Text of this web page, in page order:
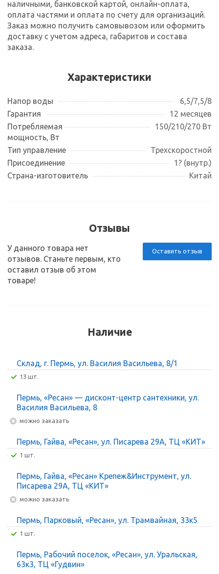
наличными, банковской картой, онлайн-оплата,
оплата частями и оплата по счету для организаций.
Заказ можно получить самовывозом или оформить
доставку с учетом адреса, габаритов и состава
заказа.
Характеристики
Напор воды
6,5/7,5/8
Гарантия
12 месяцев
Потребляемая
мощность, Вт
150/210/270 Вт
Тип управление
Трехскоростной
Присоединение
1? (внутр.)
Страна-изготовитель
Китай
Отзывы
Оставить отзыв
У данного товара нет
отзывов. Станьте первым, кто
оставил отзыв об этом
товаре!
Наличие
Склад, г. Пермь, ул. Василия Васильева, 8/1
13 шт.
Пермь, «Ресан» — дисконт-центр сантехники, ул.
Василия Васильева, 8
Можно заказать
Пермь, Гайва, «Ресан», ул. Писарева 29А, ТЦ «КИТ»
1 шт.
Пермь, Гайва, «Ресан» Крепеж&Инструмент, ул.
Писарева 29А, ТЦ «КИТ»
Можно заказать
Пермь, Парковый, «Ресан», ул. Трамвайная, 33к5
1 шт.
Пермь, Рабочий поселок, «Ресан», ул. Уральская,
63к3, ТЦ «Гудвин»